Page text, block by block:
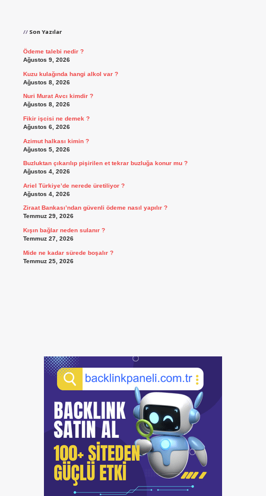
Son Yazılar
Ödeme talebi nedir ?
Ağustos 9, 2026
Kuzu kulağında hangi alkol var ?
Ağustos 8, 2026
Nuri Murat Avcı kimdir ?
Ağustos 8, 2026
Fikir işcisi ne demek ?
Ağustos 6, 2026
Azimut halkası kimin ?
Ağustos 5, 2026
Buzluktan çıkarılıp pişirilen et tekrar buzluğa konur mu ?
Ağustos 4, 2026
Ariel Türkiye’de nerede üretiliyor ?
Ağustos 4, 2026
Ziraat Bankası’ndan güvenli ödeme nasıl yapılır ?
Temmuz 29, 2026
Kışın bağlar neden sulanır ?
Temmuz 27, 2026
Mide ne kadar sürede boşalır ?
Temmuz 25, 2026